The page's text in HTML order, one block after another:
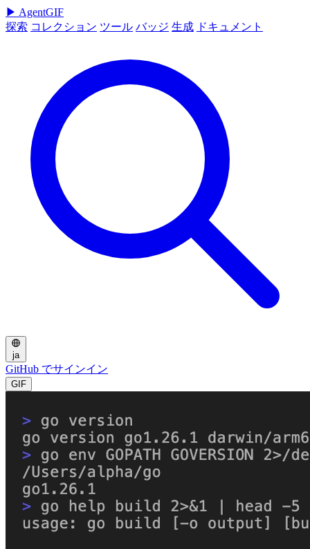
▶ AgentGIF
探索 コレクション ツール バッジ 生成 ドキュメント
ja
GitHub でサインイン
GIF